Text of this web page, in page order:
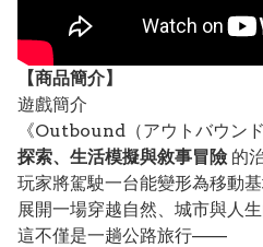
【商品簡介】
遊戲簡介
《Outbound（アウトバウン
探索、生活模擬與敘事冒險 的
玩家將駕駛一台能變形為移動基
展開一場穿越自然、城市與人生
這不僅是一趟公路旅行——